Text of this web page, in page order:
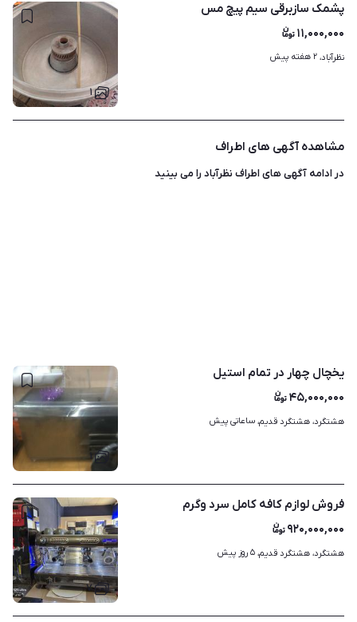
۱
پشمک سازبرقی سیم پیچ مس
۱۱,۰۰۰,۰۰۰
نظرآباد، ۲ هفته پیش
مشاهده آگهی های اطراف
در ادامه آگهی هایاطراف نظرآبادرا می بینید
۱
یخچال چهار در تمام استیل
۴۵,۰۰۰,۰۰۰
هشتگرد، هشتگرد قدیم، ساعاتی پیش
۷
فروش لوازم کافه کامل سرد وگرم
۹۲۰,۰۰۰,۰۰۰
هشتگرد، هشتگرد قدیم، ۵ روز پیش